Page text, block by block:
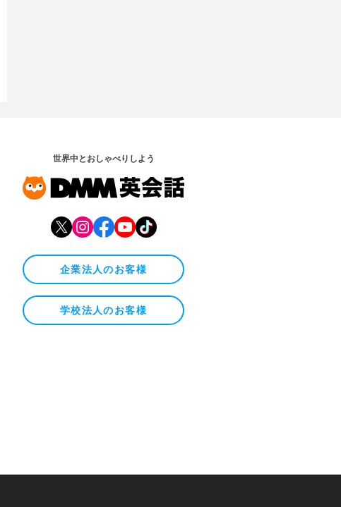
世界中とおしゃべりしよう
企業法人のお客様
学校法人のお客様